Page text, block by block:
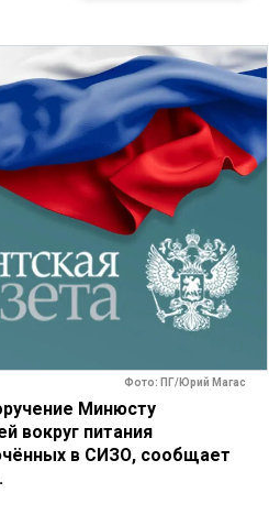
Фото: ПГ/Юрий Магас
Минюсту
вокруг питания
в СИЗО, сообщает